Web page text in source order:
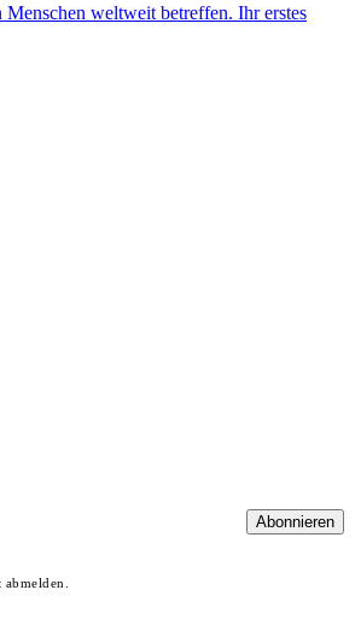
weltweit betreffen. Ihr erstes
Abonnieren